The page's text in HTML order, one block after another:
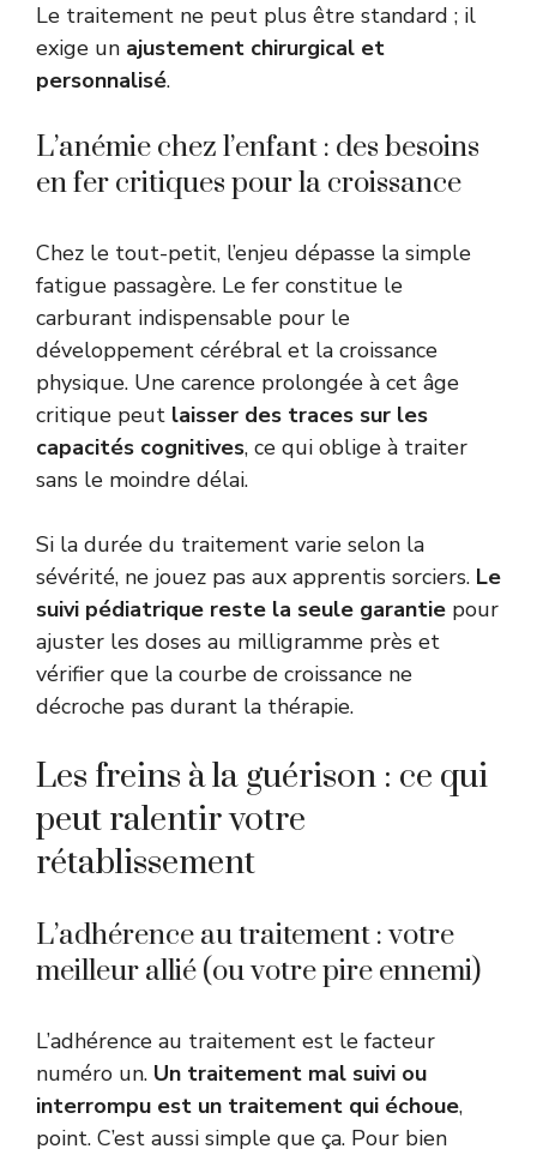
Le traitement ne peut plus être standard ; il
exige un ajustement chirurgical et
personnalisé.
L’anémie chez l’enfant : des besoins
en fer critiques pour la croissance
Chez le tout-petit, l’enjeu dépasse la simple
fatigue passagère. Le fer constitue le
carburant indispensable pour le
développement cérébral et la croissance
physique. Une carence prolongée à cet âge
critique peut laisser des traces sur les
capacités cognitives, ce qui oblige à traiter
sans le moindre délai.
Si la durée du traitement varie selon la
sévérité, ne jouez pas aux apprentis sorciers. Le
suivi pédiatrique reste la seule garantie pour
ajuster les doses au milligramme près et
vérifier que la courbe de croissance ne
décroche pas durant la thérapie.
Les freins à la guérison : ce qui
peut ralentir votre
rétablissement
L’adhérence au traitement : votre
meilleur allié (ou votre pire ennemi)
L’adhérence au traitement est le facteur
numéro un. Un traitement mal suivi ou
interrompu est un traitement qui échoue,
point. C’est aussi simple que ça. Pour bien